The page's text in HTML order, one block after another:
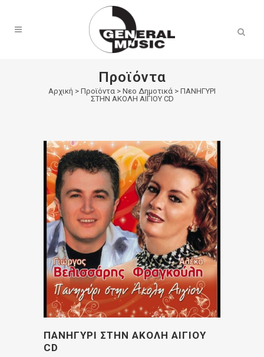
Προϊόντα
Αρχική > Προϊόντα > Νεο Δημοτικά > ΠΑΝΗΓΥΡΙ
ΣΤΗΝ ΑΚΟΛΗ ΑΙΓΙΟΥ CD
ΠΑΝΗΓΥΡΙ ΣΤΗΝ ΑΚΟΛΗ ΑΙΓΙΟΥ
CD